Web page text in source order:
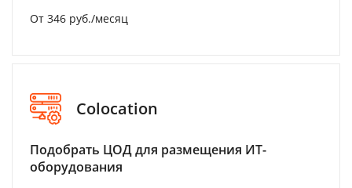
От 346 руб./месяц
Colocation
Подобрать ЦОД для размещения ИТ-
оборудования